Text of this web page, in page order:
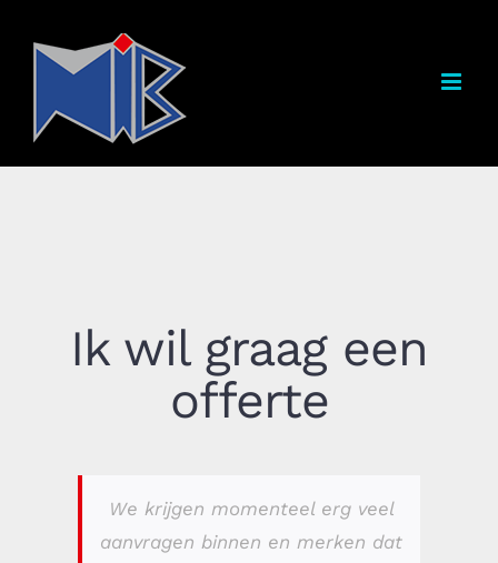
naar
Ik wil graag een
offerte
We krijgen momenteel erg veel
aanvragen binnen en merken dat